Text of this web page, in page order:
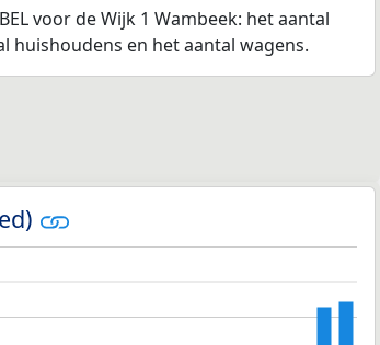
voor de Wijk 1 Wambeek: het aantal
huishoudens en het aantal wagens.